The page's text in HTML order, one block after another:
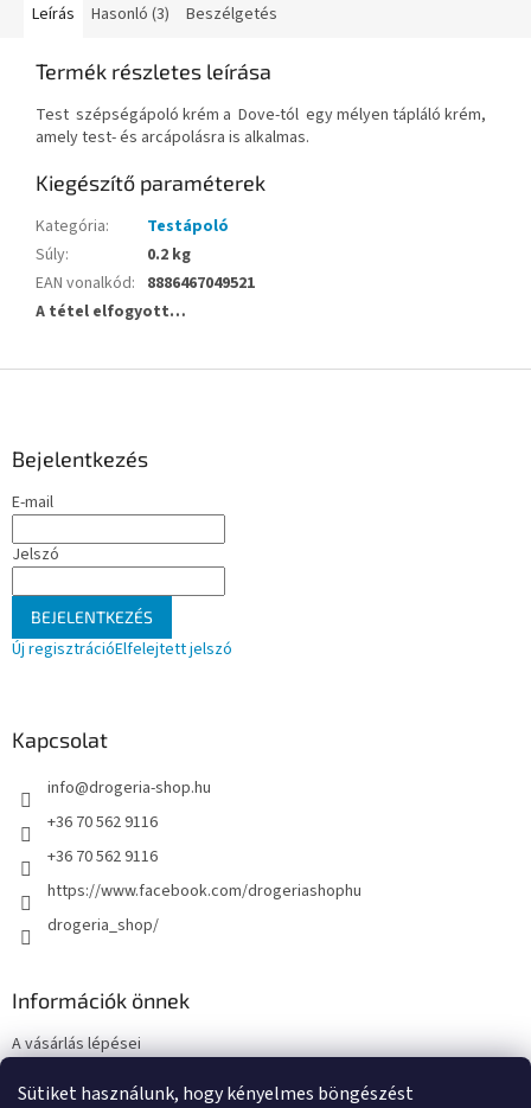
Sütiket használunk, hogy kényelmes böngészést
Leírás Hasonló (3) Beszélgetés
Termék részletes leírása
Test szépségápoló krém a Dove-tól egy mélyen tápláló krém,
amely test- és arcápolásra is alkalmas.
Kiegészítő paraméterek
Kategória:
Testápoló
Súly:
0.2 kg
EAN vonalkód: 8886467049521
A tétel elfogyott…
Bejelentkezés
E-mail
Jelszó
BEJELENTKEZÉS
Új regisztrációElfelejtett jelszó
Kapcsolat
info@drogeria-shop.hu
+36 70 562 9116
+36 70 562 9116
https://www.facebook.com/drogeriashophu
drogeria_shop/
Információk önnek
A vásárlás lépései
Adatkezelési tájékoztató